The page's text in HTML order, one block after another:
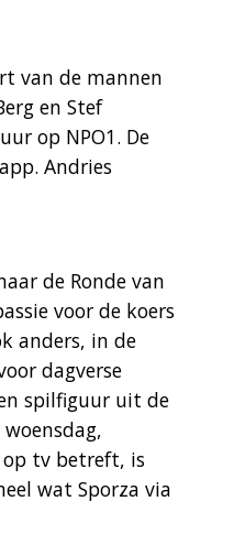
van de mannen
en Stef
op NPO1. De
Andries
de Ronde van
voor de koers
anders, in de
dagverse
spilfiguur uit de
woensdag,
op tv betreft, is
wat Sporza via